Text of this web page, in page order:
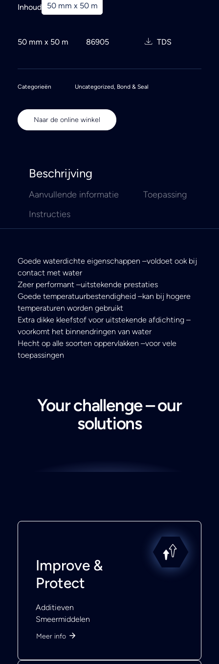
Inhoud 50 mm x 50 m
50 mm x 50 m 86905 TDS
Categorieën Uncategorized, Bond & Seal
Naar de online winkel
Beschrijving
Aanvullende informatie
Toepassing
Instructies
Goede waterdichte eigenschappen –voldoet ook bij
contact met water
Zeer performant –uitstekende prestaties
Goede temperatuurbestendigheid –kan bij hogere
temperaturen worden gebruikt
Extra dikke kleefstof voor uitstekende afdichting –
voorkomt het binnendringen van water
Hecht op alle soorten oppervlakken –voor vele
toepassingen
Your challenge – our
solutions
Improve &
Protect
Additieven
Smeermiddelen
Meer info